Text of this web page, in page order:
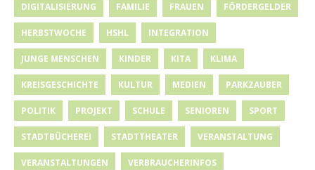
DIGITALISIERUNG FAMILIE FRAUEN FÖRDERGELDER
HERBSTWOCHE HSHL INTEGRATION
JUNGE MENSCHEN KINDER KITA KLIMA
KREISGESCHICHTE KULTUR MEDIEN PARKZAUBER
POLITIK PROJEKT SCHULE SENIOREN SPORT
STADTBÜCHEREI STADTTHEATER VERANSTALTUNG
VERANSTALTUNGEN VERBRAUCHERINFOS